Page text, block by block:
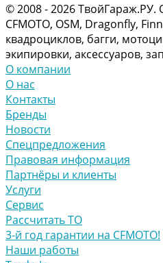
© 2008 - 2026
CFMOTO, OSM, Dragonfly,
квадроциклов, багги,
экипировки, аксессуаров,
О компании
О нас
Контакты
Бренды
Новости
Спецпредложения
Правовая информация
Партнёры и клиенты
Услуги
Сервис
Рассчитать ТО
3-й год гарантии на CFMOTO!
Наши работы